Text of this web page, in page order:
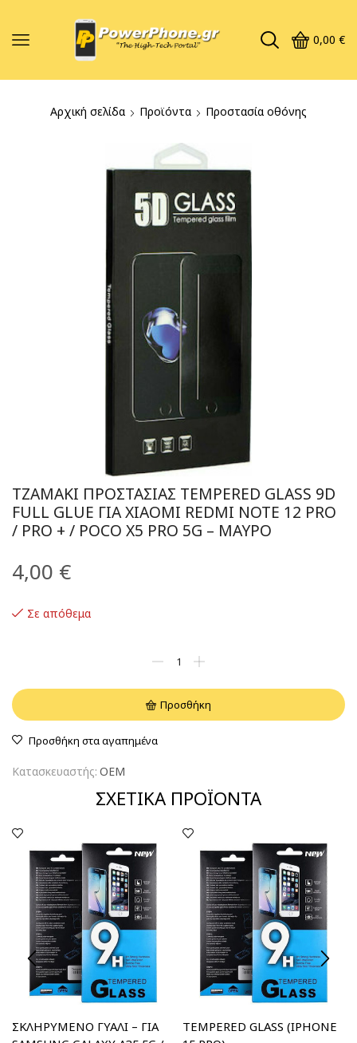
0,00 €
Αρχική σελίδα Προϊόντα Προστασία οθόνης
ΤΖΑΜΆΚΙ ΠΡΟΣΤΑΣΊΑΣ TEMPERED GLASS 9D
FULL GLUE ΓΙΑ XIAOMI REDMI NOTE 12 PRO
/ PRO + / POCO X5 PRO 5G – ΜΑΎΡΟ
4,00 €
Σε απόθεμα
Προσθήκη
Προσθήκη στα αγαπημένα
Κατασκευαστής: OEM
ΣΧΕΤΙΚΆ ΠΡΟΪΌΝΤΑ
ΣΚΛΗΡΥΜΈΝΟ ΓΥΑΛΊ – ΓΙΑ
TEMPERED GLASS (IPHONE